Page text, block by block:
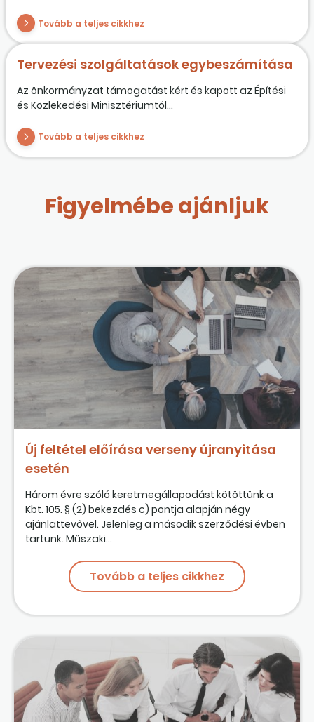
Tovább a teljes cikkhez
Tervezési szolgáltatások egybeszámítása
Az önkormányzat támogatást kért és kapott az Építési
és Közlekedési Minisztériumtól...
Tovább a teljes cikkhez
Figyelmébe ajánljuk
Új feltétel előírása verseny újranyitása
esetén
Három évre szóló keretmegállapodást kötöttünk a
Kbt. 105. § (2) bekezdés c) pontja alapján négy
ajánlattevővel. Jelenleg a második szerződési évben
tartunk. Műszaki...
Tovább a teljes cikkhez